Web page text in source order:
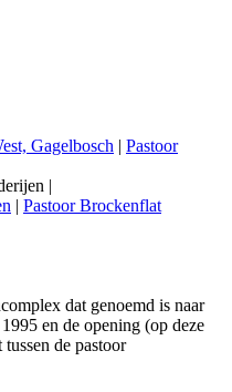
Gagelbosch | Pastoor
|
| Pastoor Brockenflat
dat genoemd is naar
en de opening (op deze
de pastoor